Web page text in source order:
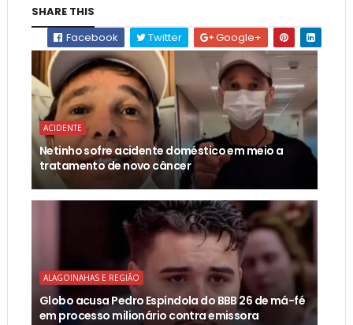
SHARE THIS
Facebook
Twitter Google+
ACIDENTE
Netinho sofre acidente doméstico em meio a
tratamento de novo câncer
ALAGOINAHAS E REGIÃO
Globo acusa Pedro Espíndola do BBB 26 de má-fé
em processo milionário contra emissora